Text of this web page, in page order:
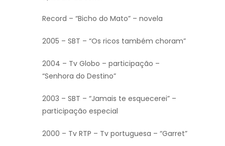
Record – “Bicho do Mato” – novela
2005 – SBT – “Os ricos também choram”
2004 – Tv Globo – participação –
“Senhora do Destino”
2003 – SBT – “Jamais te esquecerei” –
participação especial
2000 – Tv RTP – Tv portuguesa – “Garret”